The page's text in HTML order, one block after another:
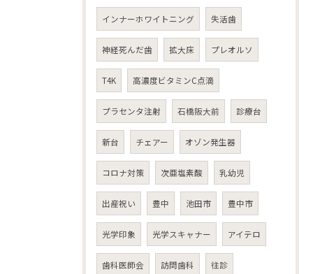
インナーホワイトニング 失活歯
神経死んだ歯 拡大床 プレオルソ
T4K 高濃度ビタミンC点滴
プラセンタ注射 石橋阪大前 診療台
新台 チェアー オゾン発生器
コロナ対策 次亜塩素酸 乳幼児
出産祝い 豊中 池田市 豊中市
光学印象 光学スキャナー アイテロ
歯科医師会 訪問歯科 往診